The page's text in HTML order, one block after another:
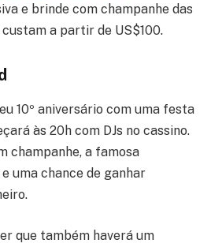
e brinde com champanhe das
custam a partir de US$100.
10º aniversário com uma festa
às 20h com DJs no cassino.
champanhe, a famosa
uma chance de ganhar
que também haverá um